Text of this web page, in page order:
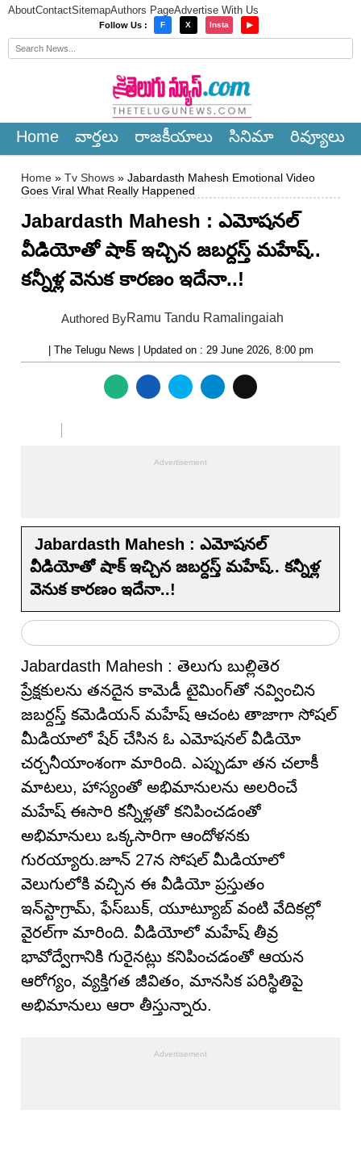
AboutContactSitemapAuthors PageAdvertise With Us
Follow Us : F X Insta ▶
Home వార్త‌లు రాజ‌కీయాలు సినిమా రివ్యూలు
Home » Tv Shows » Jabardasth Mahesh Emotional Video
Goes Viral What Really Happened
Jabardasth Mahesh : ఎమోషనల్
వీడియోతో షాక్ ఇచ్చిన జబర్దస్త్ మహేష్..
కన్నీళ్ల వెనుక కారణం ఇదేనా..!
Authored ByRamu Tandu Ramalingaiah
| The Telugu News | Updated on : 29 June 2026, 8:00 pm
Jabardasth Mahesh : ఎమోషనల్
వీడియోతో షాక్ ఇచ్చిన జబర్దస్త్ మహేష్.. కన్నీళ్ల
వెనుక కారణం ఇదేనా..!
Jabardasth Mahesh : తెలుగు బుల్లితెర
ప్రేక్షకులను తనదైన కామెడీ టైమింగ్‌తో నవ్వించిన
జబర్దస్త్ కమెడియన్ మహేష్ ఆచంట తాజాగా సోషల్
మీడియాలో షేర్ చేసిన ఓ ఎమోషనల్ వీడియో
చర్చనీయాంశంగా మారింది. ఎప్పుడూ తన చలాకీ
మాటలు, హాస్యంతో అభిమానులను అలరించే
మహేష్ ఈసారి కన్నీళ్లతో కనిపించడంతో
అభిమానులు ఒక్కసారిగా ఆందోళనకు
గురయ్యారు.జూన్ 27న సోషల్ మీడియాలో
వెలుగులోకి వచ్చిన ఈ వీడియో ప్రస్తుతం
ఇన్‌స్టాగ్రామ్, ఫేస్‌బుక్, యూట్యూబ్ వంటి వేదికల్లో
వైరల్‌గా మారింది. వీడియోలో మహేష్ తీవ్ర
భావోద్వేగానికి గురైనట్లు కనిపించడంతో ఆయన
ఆరోగ్యం, వ్యక్తిగత జీవితం, మానసిక పరిస్థితిపై
అభిమానులు ఆరా తీస్తున్నారు.